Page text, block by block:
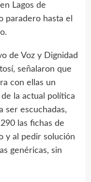
Lagos de
paradero hasta el
de Voz y Dignidad
señalaron que
con ellas un
la actual política
ser escuchadas,
las fichas de
y al pedir solución
genéricas, sin